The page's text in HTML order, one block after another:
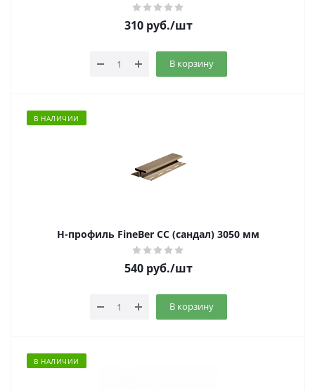
310руб./шт
В корзину
В НАЛИЧИИ
Н-профиль FineBer CC (сандал) 3050 мм
540руб./шт
В корзину
В НАЛИЧИИ